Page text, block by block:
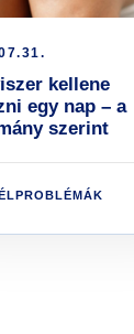
kellene
egy nap – a
szerint